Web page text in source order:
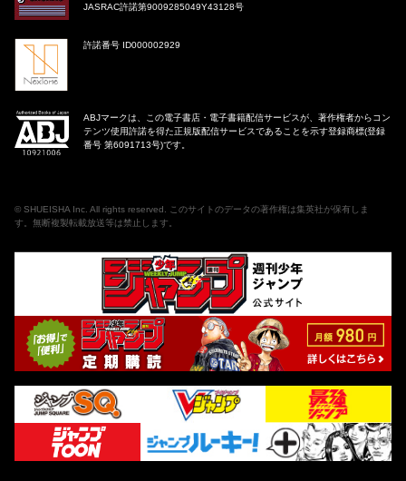
JASRAC許諾第9009285049Y43128号
許諾番号 ID000002929
ABJマークは、この電子書店・電子書籍配信サービスが、著作権者からコン
テンツ使用許諾を得た正規版配信サービスであることを示す登録商標(登録
番号 第6091713号)です。
© SHUEISHA Inc. All rights reserved. このサイトのデータの著作権は集英社が保有しま
す。無断複製転載放送等は禁止します。